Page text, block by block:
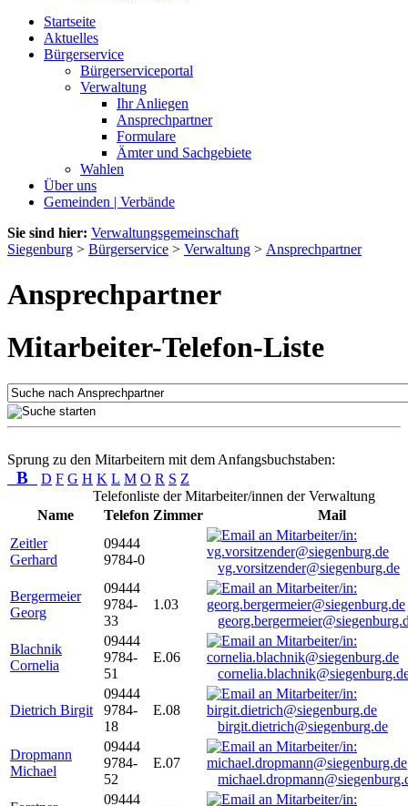
Startseite
Aktuelles
Bürgerservice
Bürgerserviceportal
Verwaltung
Ihr Anliegen
Ansprechpartner
Formulare
Ämter und Sachgebiete
Wahlen
Über uns
Gemeinden | Verbände
Sie sind hier: Verwaltungsgemeinschaft
Siegenburg > Bürgerservice > Verwaltung > Ansprechpartner
Ansprechpartner
Mitarbeiter-Telefon-Liste
Sprung zu den Mitarbeitern mit dem Anfangsbuchstaben:
B D F G H K L M O R S Z
Telefonliste der Mitarbeiter/innen der Verwaltung
Name
Telefon Zimmer
Mail
Zeitler
Gerhard
09444
9784-0
vg.vorsitzender@siegenburg.de
Bergermeier
Georg
09444
9784-
33
1.03
Blachnik
Cornelia
09444
9784-
51
E.06
Dietrich Birgit
09444
9784-
18
E.08
birgit.dietrich@siegenburg.de
Dropmann
Michael
09444
9784-
52
E.07
09444